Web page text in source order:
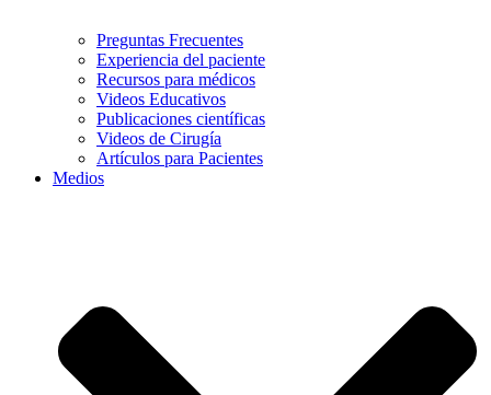
Preguntas Frecuentes
Experiencia del paciente
Recursos para médicos
Videos Educativos
Publicaciones científicas
Videos de Cirugía
Artículos para Pacientes
Medios